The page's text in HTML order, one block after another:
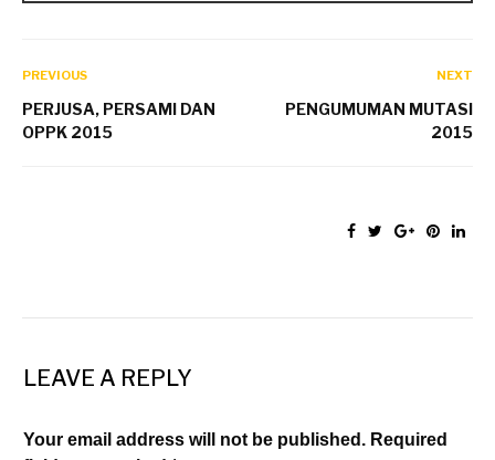
PREVIOUS
PERJUSA, PERSAMI DAN
OPPK 2015
NEXT
PENGUMUMAN MUTASI
2015
LEAVE A REPLY
Your email address will not be published. Required